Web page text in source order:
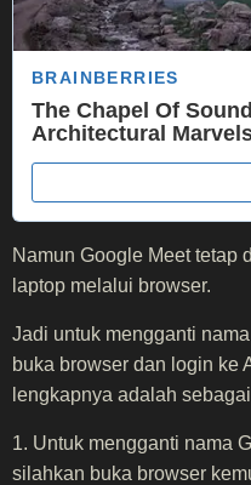
Namun Google Meet tetap
laptop melalui browser.
Jadi untuk mengganti
buka browser dan login ke
lengkapnya adalah
1. Untuk mengganti nama
silahkan buka browser